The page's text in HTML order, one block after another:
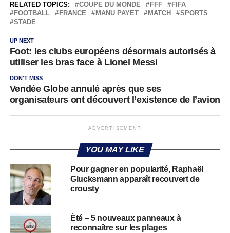
RELATED TOPICS: COUPE DU MONDE FFF
FIFA
FOOTBALL
FRANCE MANU PAYET MATCH
SPORTS
STADE
UP NEXT
Foot: les clubs européens désormais autorisés à
utiliser les bras face à Lionel Messi
DON'T MISS
Vendée Globe annulé après que ses
organisateurs ont découvert l’existence de l’avion
ADVERTISEMENT
YOU MAY LIKE
Pour gagner en popularité, Raphaël
Glucksmann apparaît recouvert de
crousty
Été – 5 nouveaux panneaux à
reconnaître sur les plages